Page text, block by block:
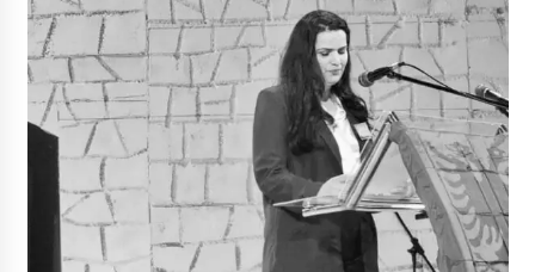
“LE ROUGE N’EST PAS UNE COULEUR” i autores
Blerta Tmava Veselaj
3 months ago
Autorja Nevila Nikaj emocionon publikun në
“Ora e Maleve” me poezinë “Dhimbje që nuk e
fshin koha”
3 months ago
Dëbimi i shqiptarëve nga Sanxhaku i Nishit dhe
pritja e tyre nga administrata osmane
4 months ago